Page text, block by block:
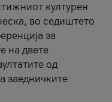
културен
во седиштето
за
на двете
од
заедничките